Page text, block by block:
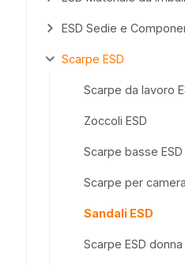
ESD Sedie e
Scarpe ESD
Scarpe da lavoro
Zoccoli ESD
Scarpe basse ESD
Scarpe per
Sandali ESD
Scarpe ESD donna